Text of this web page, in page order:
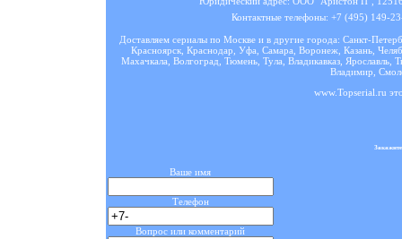
Контактные телефоны: +7 (495) 149-
Доставляем сериалы по Москве и в другие города: Санкт-
Красноярск, Краснодар, Уфа, Самара, Воронеж, Казань,
Махачкала, Волгоград, Тюмень, Тула, Владикавказ, Ярославль,
Владимир,
www.Topserial.ru
Ваше имя
Телефон
Вопрос или комментарий